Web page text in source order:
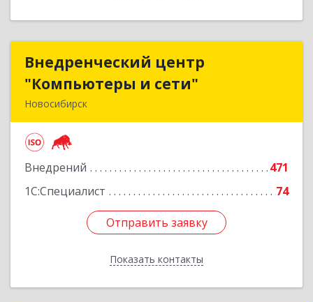
Внедренческий центр
"Компьютеры и сети"
Новосибирск
Внедрений
471
1С:Специалист
74
Отправить заявку
Показать контакты
Внедренческий центр
"Компьютеры и сети"
Подробнее
Отправить заявку
Назад